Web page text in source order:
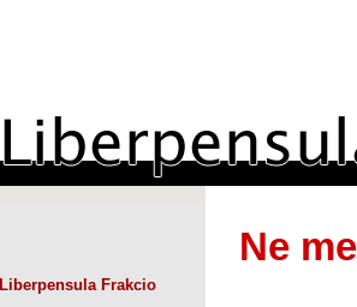
Liberpensula Frakcio
Ne